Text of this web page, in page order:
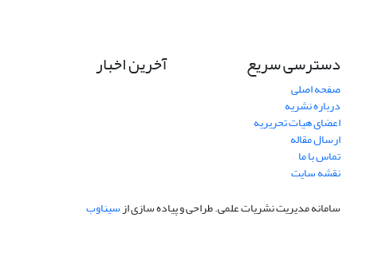
دسترسی سریع
صفحه اصلی
درباره نشریه
اعضای هیات تحریریه
ارسال مقاله
تماس با ما
نقشه سایت
آخرین اخبار
سامانه مدیریت نشریات علمی.طراحی و پیاده سازی ازسیناوب